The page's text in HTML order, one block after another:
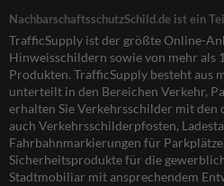
NachbarschaftsschutzSchild.de ist ein
TrafficSupply ist der größte Online-
Hinweisschildern sowie von mehr als
Produkten. TrafficSupply besteht aus
unterteilt in den Bereichen Verkehr,
erhalten Sie Verkehrsschilder mit den
auch Verkehrsschilderpfosten,
Fahrbahnmarkierungen für
Sicherheitsprodukte für die
Stadtmobiliar mit ansprechendem